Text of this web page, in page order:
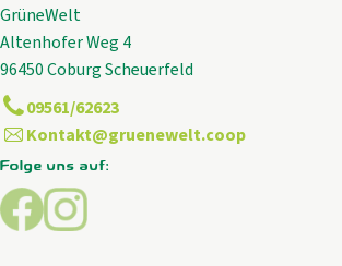
GrüneWelt
Altenhofer Weg 4
96450 Coburg Scheuerfeld
09561/62623
Kontakt@gruenewelt.coop
Folge uns auf:
Externer Link zu https://
Externer Link zu https://